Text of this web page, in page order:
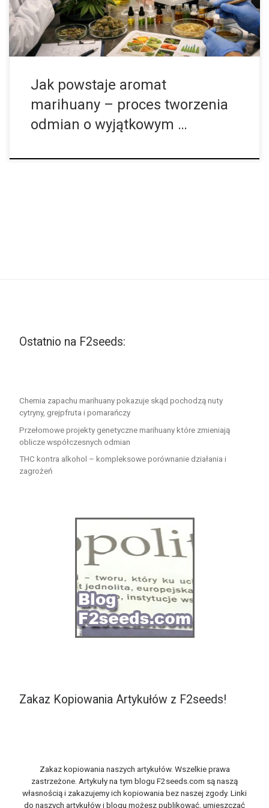
smak i charakter poszczególnych odmian. To właśnie dzięki nim
jedne kwiaty kojarzą się z cytrusami, inne z lasem, ziołami, […]
Jak powstaje aromat
marihuany – proces tworzenia
odmian o wyjątkowym …
Ostatnio na F2seeds:
Chemia zapachu marihuany pokazuje skąd pochodzą nuty
cytryny, grejpfruta i pomarańczy
Przełomowe projekty genetyczne marihuany które zmieniają
oblicze współczesnych odmian
THC kontra alkohol – kompleksowe porównanie działania i
zagrożeń
Zakaz Kopiowania Artykułów z F2seeds!
Zakaz kopiowania naszych artykułów. Wszelkie prawa
zastrzeżone. Artykuły na tym blogu F2seeds.com są naszą
własnością i zakazujemy ich kopiowania bez naszej zgody. Linki
do naszych artykułów i blogu możesz publikować, umieszczać